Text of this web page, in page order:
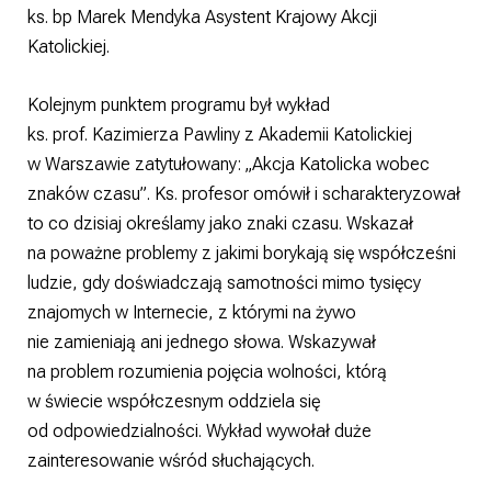
ks. bp Marek Mendyka Asystent Krajowy Akcji
Katolickiej.
Kolejnym punktem programu był wykład
ks. prof. Kazimierza Pawliny z Akademii Katolickiej
w Warszawie zatytułowany: „Akcja Katolicka wobec
znaków czasu”. Ks. profesor omówił i scharakteryzował
to co dzisiaj określamy jako znaki czasu. Wskazał
na poważne problemy z jakimi borykają się współcześni
ludzie, gdy doświadczają samotności mimo tysięcy
znajomych w Internecie, z którymi na żywo
nie zamieniają ani jednego słowa. Wskazywał
na problem rozumienia pojęcia wolności, którą
w świecie współczesnym oddziela się
od odpowiedzialności. Wykład wywołał duże
zainteresowanie wśród słuchających.